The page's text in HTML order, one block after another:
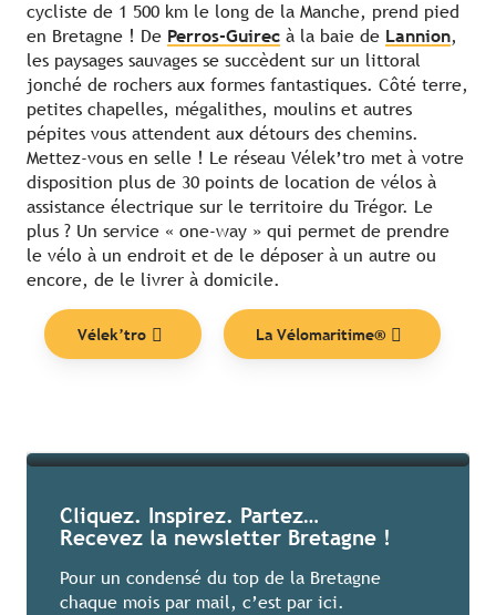
cycliste de 1 500 km le long de la Manche, prend pied
en Bretagne ! De Perros-Guirec à la baie de Lannion,
les paysages sauvages se succèdent sur un littoral
jonché de rochers aux formes fantastiques. Côté terre,
petites chapelles, mégalithes, moulins et autres
pépites vous attendent aux détours des chemins.
Mettez-vous en selle ! Le réseau Vélek’tro met à votre
disposition plus de 30 points de location de vélos à
assistance électrique sur le territoire du Trégor. Le
plus ? Un service « one-way » qui permet de prendre
le vélo à un endroit et de le déposer à un autre ou
encore, de le livrer à domicile.
Vélek’tro La Vélomaritime®
Nos coups de cœur
Cliquez. Inspirez. Partez…
Recevez la newsletter Bretagne !
Pour un condensé du top de la Bretagne
chaque mois par mail, c’est par ici.